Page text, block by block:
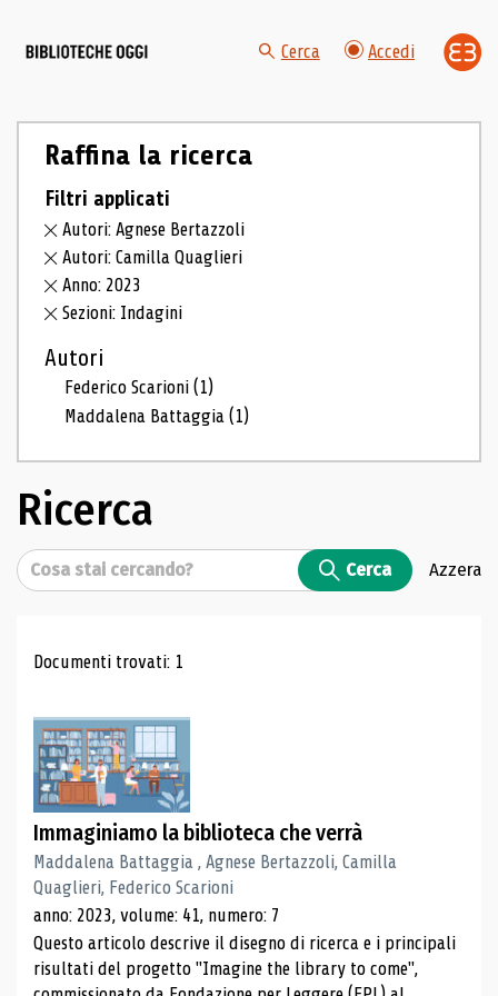
Cerca Accedi
Raffina la ricerca
Filtri applicati
Autori: Agnese Bertazzoli
Autori: Camilla Quaglieri
Anno: 2023
Sezioni: Indagini
Autori
Federico Scarioni(1)
Maddalena Battaggia(1)
Ricerca
Cerca Cerca Azzera
Risultati di ricerca
Documenti trovati: 1
Immaginiamo la biblioteca che verrà
Maddalena Battaggia , Agnese Bertazzoli, Camilla
Quaglieri, Federico Scarioni
anno: 2023, volume: 41, numero: 7
Questo articolo descrive il disegno di ricerca e i principali
risultati del progetto "Imagine the library to come",